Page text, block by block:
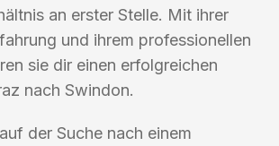
an erster Stelle. Mit ihrer
und ihrem professionellen
sie dir einen erfolgreichen
nach Swindon.
der Suche nach einem